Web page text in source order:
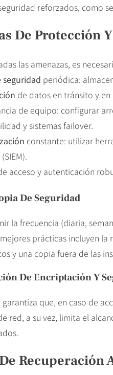
reforzados, como
De Protección Y
las amenazas, es
seguridad periódica:
de datos en tránsito y
de equipo: configurar
y sistemas failover.
constante: utilizar
acceso y autenticación
De Seguridad
la frecuencia (diaria,
prácticas incluyen
y una copia fuera de las
De EncriptaciónY
que, en caso de
red, a su vez, limita el
Recuperación